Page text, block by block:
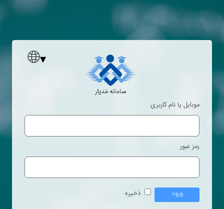
موبایل یا نام کاربری
رمز عبور
ذخیره